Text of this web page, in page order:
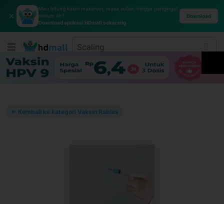
✕
Mau hitung kalori makanan, masa subur, hingga pengingat
minum air?
Download aplikasi HDmall sekarang
Download
← Kembali ke kategori Vaksin Rabies